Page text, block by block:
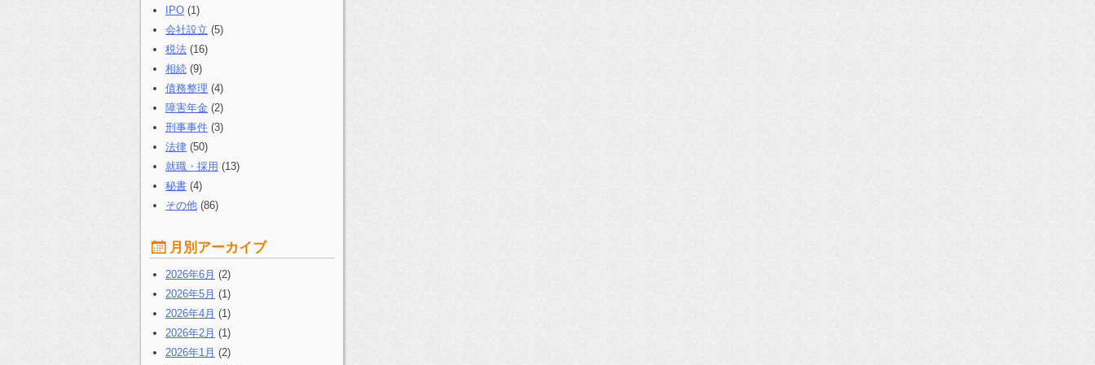
IPO (1)
会社設立 (5)
税法 (16)
相続 (9)
債務整理 (4)
障害年金 (2)
刑事事件 (3)
法律 (50)
就職・採用 (13)
秘書 (4)
その他 (86)
月別アーカイブ
2026年6月 (2)
2026年5月 (1)
2026年4月 (1)
2026年2月 (1)
2026年1月 (2)